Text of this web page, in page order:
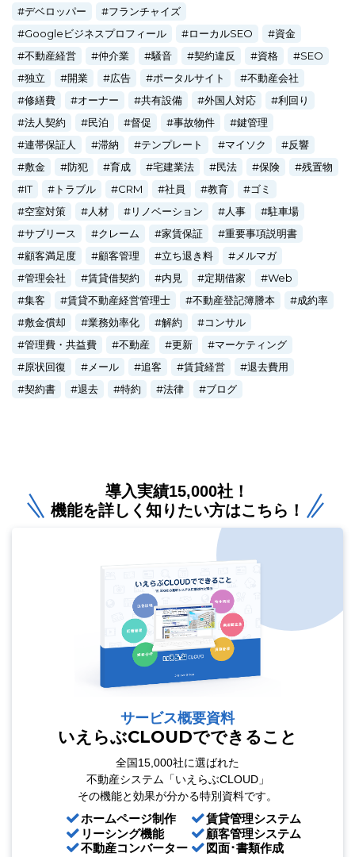
デベロッパー
フランチャイズ
Googleビジネスプロフィール
ローカルSEO
資金
不動産経営
仲介業 騒音 契約違反 資格
SEO
独立
開業 広告 ポータルサイト
不動産会社
修繕費
オーナー 共有設備 外国人対応
利回り
法人契約
民泊 督促 事故物件
鍵管理
連帯保証人
滞納 テンプレート マイソク
反響
敷金
防犯 育成 宅建業法 民法 保険
残置物
IT
トラブル CRM 社員 教育
ゴミ
空室対策
人材 リノベーション 人事
駐車場
サブリース
クレーム 家賃保証
重要事項説明書
顧客満足度
顧客管理 立ち退き料
メルマガ
管理会社
賃貸借契約 内見 定期借家
Web
集客
賃貸不動産経営管理士 不動産登記簿謄本
成約率
敷金償却
業務効率化 解約
コンサル
管理費・共益費
不動産 更新
マーケティング
原状回復
メール 追客 賃貸経営
退去費用
契約書
退去 特約 法律 ブログ
導入実績15,000社！
機能を詳しく知りたい方はこちら！
サービス概要資料
いえらぶCLOUDでできること
全国15,000社に選ばれた
不動産システム「いえらぶCLOUD」
その機能と効果が分かる特別資料です。
ホームページ制作
リーシング機能
不動産コンバーター
賃貸管理システム
顧客管理システム
図面･書類作成